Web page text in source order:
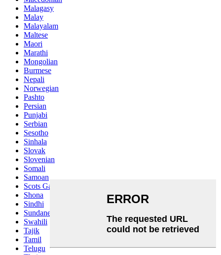
Malagasy
Malay
Malayalam
Maltese
Maori
Marathi
Mongolian
Burmese
Nepali
Norwegian
Pashto
Persian
Punjabi
Serbian
Sesotho
Sinhala
Slovak
Slovenian
Somali
Samoan
Scots Gaelic
Shona
Sindhi
Sundanese
Swahili
Tajik
Tamil
Telugu